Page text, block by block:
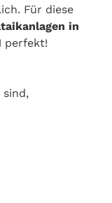
Für diese
in
perfekt!
sind,